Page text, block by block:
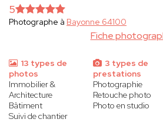
Fiche
5
Photographe à Bayonne 64100
13 types de
photos
Immobilier &
Architecture
Bâtiment
Suivi de chantier
3 types de
prestations
Photographie
Retouche photo
Photo en studio